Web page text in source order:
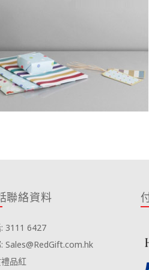
聯絡資料
3111 6427
Sales@RedGift.com.hk
品紅